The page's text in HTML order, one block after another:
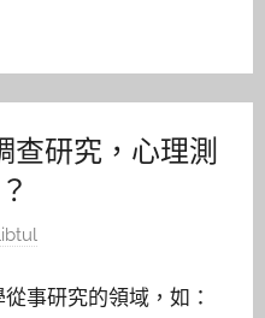
研究，心理測
事研究的領域，如：